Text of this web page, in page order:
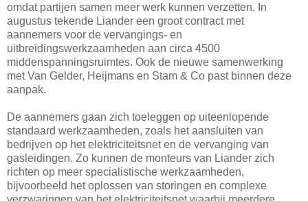
omdat partijen samen meer werk kunnen verzetten. In
augustus tekende Liander een groot contract met
aannemers voor de vervangings- en
uitbreidingswerkzaamheden aan circa 4500
middenspanningsruimtes. Ook de nieuwe samenwerking
met Van Gelder, Heijmans en Stam & Co past binnen deze
aanpak.
De aannemers gaan zich toeleggen op uiteenlopende
standaard werkzaamheden, zoals het aansluiten van
bedrijven op het elektriciteitsnet en de vervanging van
gasleidingen. Zo kunnen de monteurs van Liander zich
richten op meer specialistische werkzaamheden,
bijvoorbeeld het oplossen van storingen en complexe